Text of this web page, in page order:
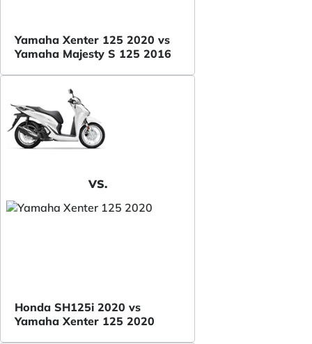
Yamaha Xenter 125 2020 vs
Yamaha Majesty S 125 2016
VS.
Honda SH125i 2020 vs
Yamaha Xenter 125 2020